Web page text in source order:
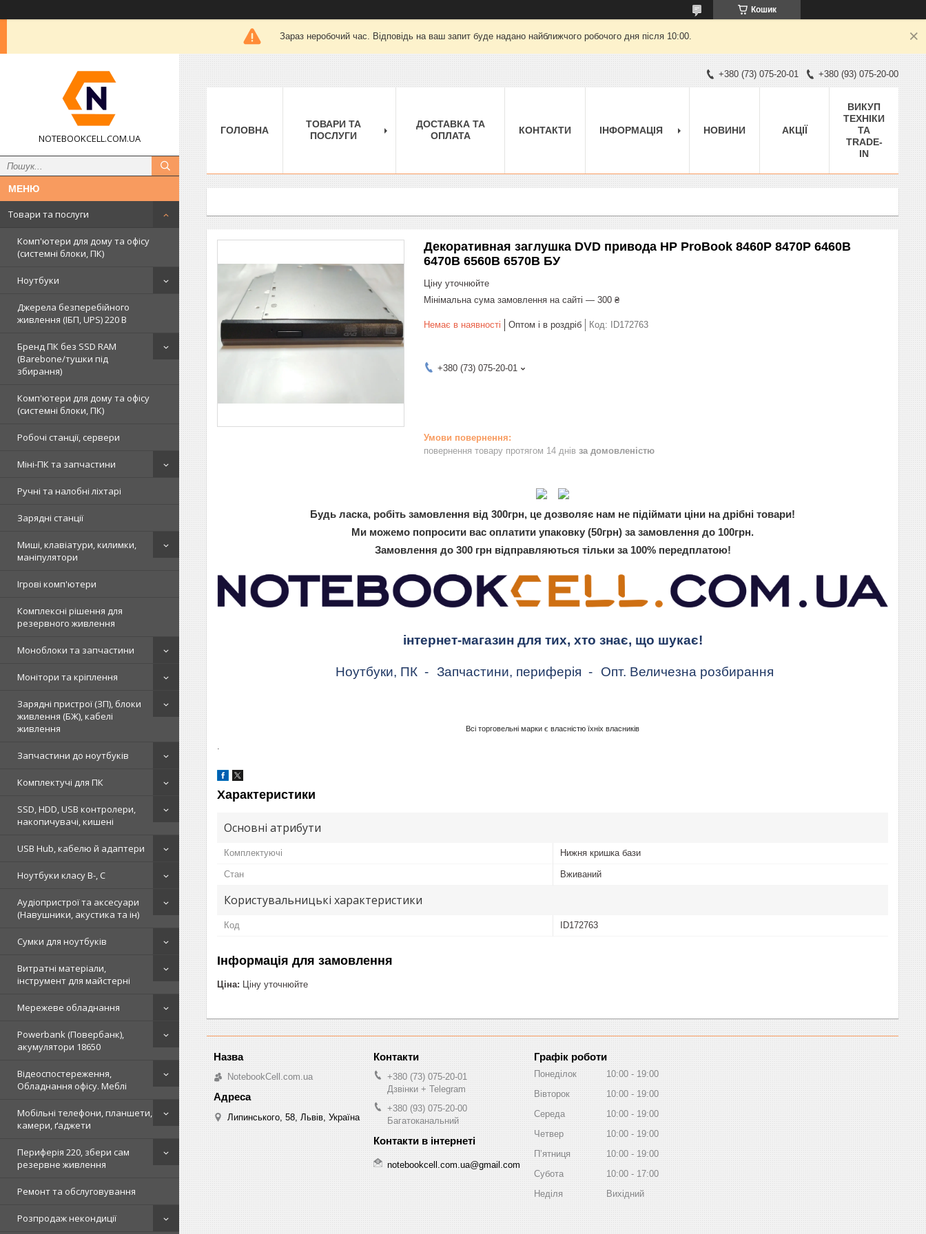
Кошик
Зараз неробочий час. Відповідь на ваш запит буде надано найближчого робочого дня після 10:00.
NOTEBOOKCELL.COM.UA
Товари та послуги
Комп'ютери для дому та офісу
(системні блоки, ПК)
Ноутбуки
Джерела безперебійного
живлення (ІБП, UPS) 220 В
Бренд ПК без SSD RAM
(Barebone/тушки під
збирання)
Комп'ютери для дому та офісу
(системні блоки, ПК)
Робочі станції, сервери
Міні-ПК та запчастини
Ручні та налобні ліхтарі
Зарядні станції
Миші, клавіатури, килимки,
маніпулятори
Ігрові комп'ютери
Комплексні рішення для
резервного живлення
Моноблоки та запчастини
Монітори та кріплення
Зарядні пристрої (ЗП), блоки
живлення (БЖ), кабелі
живлення
Запчастини до ноутбуків
Комплектучі для ПК
SSD, HDD, USB контролери,
накопичувачі, кишені
USB Hub, кабелю й адаптери
Ноутбуки класу B-, C
Аудіопристрої та аксесуари
(Навушники, акустика та ін)
Сумки для ноутбуків
Витратні матеріали,
інструмент для майстерні
Мережеве обладнання
Powerbank (Повербанк),
акумулятори 18650
Відеоспостереження,
Обладнання офісу. Меблі
Мобільні телефони, планшети,
камери, ґаджети
Периферія 220, збери сам
резервне живлення
Ремонт та обслуговування
Розпродаж некондиції
+380 (73) 075-20-01 +380 (93) 075-20-00
ГОЛОВНА
ТОВАРИ ТА
ПОСЛУГИ
ДОСТАВКА ТА
ОПЛАТА
КОНТАКТИ ІНФОРМАЦІЯ НОВИНИ АКЦІЇ
ВИКУП
ТЕХНІКИ
ТА
TRADE-
IN
Декоративная заглушка DVD привода HP ProBook 8460P 8470P 6460B
6470B 6560B 6570B БУ
Ціну уточнюйте
Мінімальна сума замовлення на сайті — 300 ₴
Немає в наявності Оптом і в роздріб Код: ID172763
+380 (73) 075-20-01
повернення товару протягом 14 днів за домовленістю
Будь ласка, робіть замовлення від 300грн, це дозволяє нам не підіймати ціни на дрібні товари!
Ми можемо попросити вас оплатити упаковку (50грн) за замовлення до 100грн.
Замовлення до 300 грн відправляються тільки за 100% передплатою!
інтернет-магазин для тих, хто знає, що шукає!
Ноутбуки, ПК - Запчастини, периферія - Опт. Величезна розбирання
Всі торговельні марки є власністю їхніх власників
.
Характеристики
Основні атрибути
Комплектуючі Нижня кришка бази
Стан Вживаний
Користувальницькі характеристики
Код ID172763
Інформація для замовлення
Ціна: Ціну уточнюйте
NotebookCell.com.ua
Липинського, 58, Львів, Україна
+380 (73) 075-20-01
Дзвінки + Telegram
+380 (93) 075-20-00
Багатоканальний
notebookcell.com.ua@gmail.com
Графік роботи
Понеділок 10:00
19:00
Вівторок
10:00
19:00
Середа
10:00
19:00
Четвер
10:00
19:00
Пʼятниця
10:00
19:00
Субота
10:00
17:00
Неділя
Вихідний